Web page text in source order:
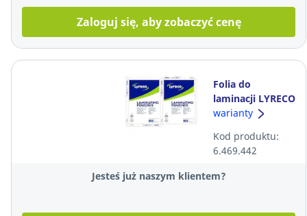
Zaloguj się, aby zobaczyć cenę
Folia do
laminacji LYRECO
A4
błyszcząca,
opakowanie 100
sztuk
warianty
Kod produktu:
6.469.442
Jesteś już naszym klientem?